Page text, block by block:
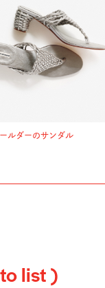
ルダーのサンダル
list )